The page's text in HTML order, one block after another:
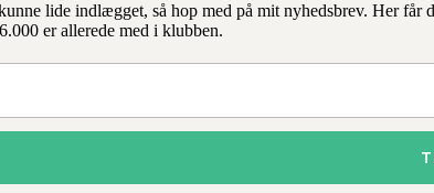
lide indlægget, så hop med på mit nyhedsbrev. Her
er allerede med i klubben.